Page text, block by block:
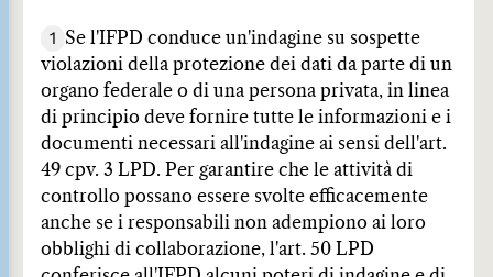
1
Se l'IFPD conduce un'indagine su sospette
violazioni della protezione dei dati da parte di un
organo federale o di una persona privata, in linea
di principio deve fornire tutte le informazioni e i
documenti necessari all'indagine ai sensi dell'art.
49 cpv. 3 LPD. Per garantire che le attività di
controllo possano essere svolte efficacemente
anche se i responsabili non adempiono ai loro
obblighi di collaborazione, l'art. 50 LPD